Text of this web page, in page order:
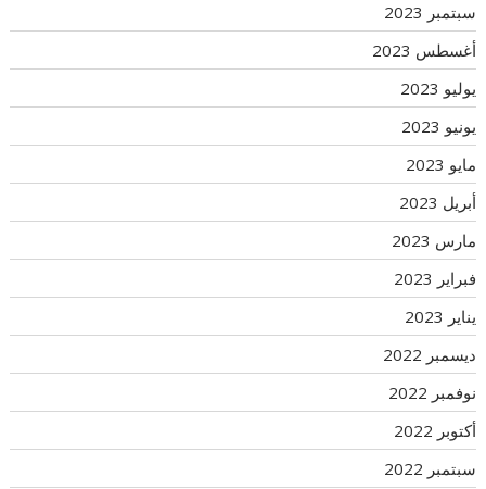
سبتمبر 2023
أغسطس 2023
يوليو 2023
يونيو 2023
مايو 2023
أبريل 2023
مارس 2023
فبراير 2023
يناير 2023
ديسمبر 2022
نوفمبر 2022
أكتوبر 2022
سبتمبر 2022